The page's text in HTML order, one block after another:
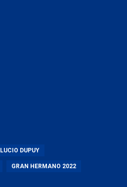
LUCIO DUPUY
GRAN HERMANO 2022